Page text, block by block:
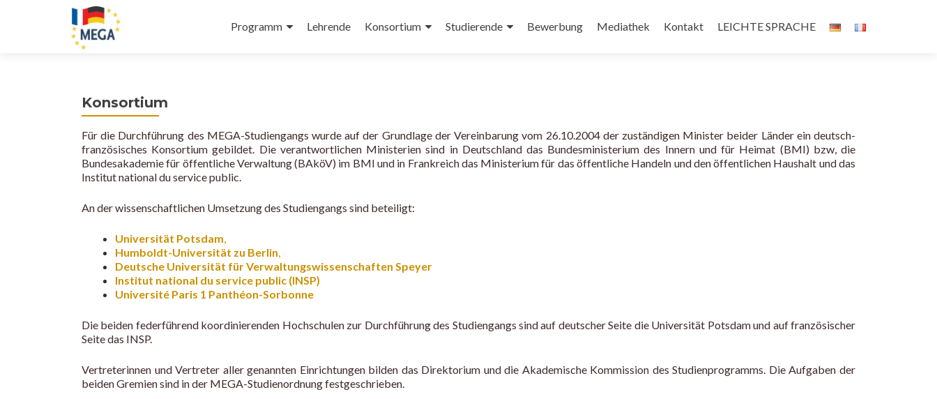
Menü
Programm Lehrende Konsortium Studierende Bewerbung Mediathek Kontakt LEICHTE SPRACHE
Konsortium
Für die Durchführung des MEGA-Studiengangs wurde auf der Grundlage der Vereinbarung vom 26.10.2004 der zuständigen Minister beider Länder ein deutsch-
französisches Konsortium gebildet. Die verantwortlichen Ministerien sind in Deutschland das Bundesministerium des Innern und für Heimat (BMI) bzw, die
Bundesakademie für öffentliche Verwaltung (BAköV) im BMI und in Frankreich das Ministerium für das öffentliche Handeln und den öffentlichen Haushalt und das
Institut national du service public.
An der wissenschaftlichen Umsetzung des Studiengangs sind beteiligt:
Universität Potsdam,
Humboldt-Universität zu Berlin,
Deutsche Universität für Verwaltungswissenschaften Speyer
Institut national du service public (INSP)
Université Paris 1 Panthéon-Sorbonne
Die beiden federführend koordinierenden Hochschulen zur Durchführung des Studiengangs sind auf deutscher Seite die Universität Potsdam und auf französischer
Seite das INSP.
Vertreterinnen und Vertreter aller genannten Einrichtungen bilden das Direktorium und die Akademische Kommission des Studienprogramms. Die Aufgaben der
beiden Gremien sind in der MEGA-Studienordnung festgeschrieben.